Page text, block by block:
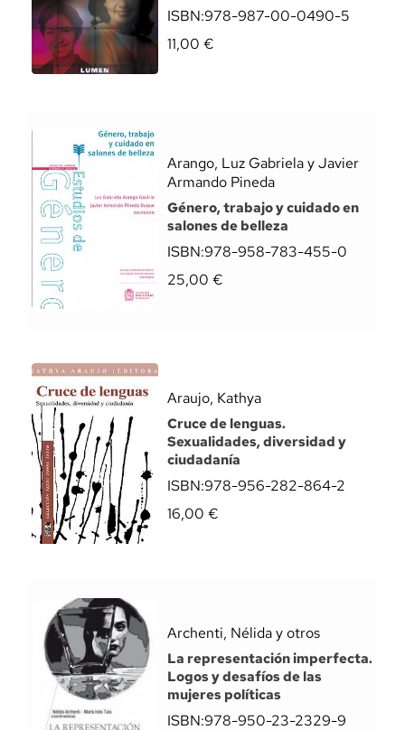
ISBN:978-987-00-0490-5
11,00 €
Arango, Luz Gabriela y Javier
Armando Pineda
Género, trabajo y cuidado en
salones de belleza
ISBN:978-958-783-455-0
25,00 €
Araujo, Kathya
Cruce de lenguas.
Sexualidades, diversidad y
ciudadanía
ISBN:978-956-282-864-2
16,00 €
Archenti, Nélida y otros
La representación imperfecta.
Logos y desafíos de las
mujeres políticas
ISBN:978-950-23-2329-9